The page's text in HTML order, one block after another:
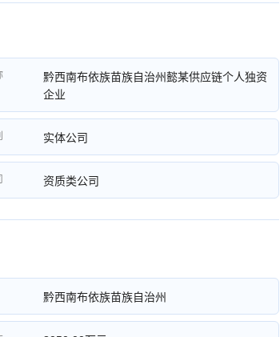
黔西南布依族苗族自治州懿某供应链个人独资
企业
实体公司
资质类公司
黔西南布依族苗族自治州